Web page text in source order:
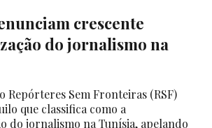
crescente
do jornalismo na
Repórteres Sem Fronteiras (RSF)
que classifica como a
do jornalismo na Tunísia, apelando